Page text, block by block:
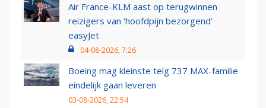
Air France-KLM aast op terugwinnen
reizigers van ‘hoofdpijn bezorgend’
easyJet
04-08-2026, 7:26
Boeing mag kleinste telg 737 MAX-familie
eindelijk gaan leveren
03-08-2026, 22:54